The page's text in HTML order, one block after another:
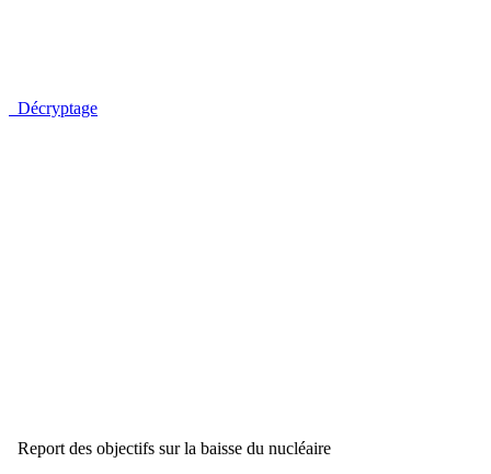
Décryptage
Report des objectifs sur la baisse du nucléaire